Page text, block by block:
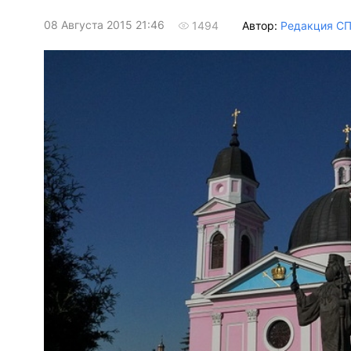
08 Августа 2015 21:46 1494 Автор: Редакция